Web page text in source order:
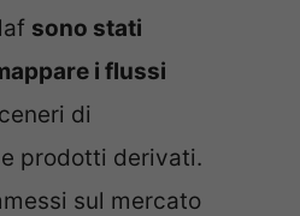
sono stati
i flussi
di
prodotti derivati.
sul mercato